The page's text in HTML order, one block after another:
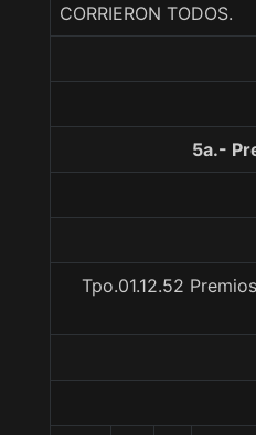
CORRIERON TODOS.
5a.-
Tpo.01.12.52